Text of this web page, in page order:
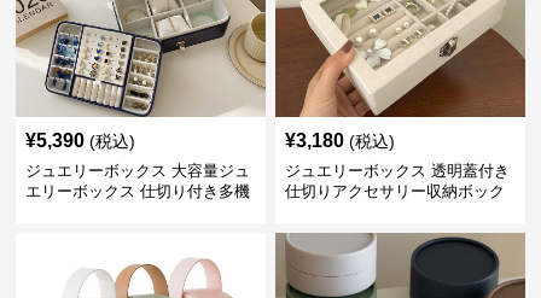
¥5,390 (税込)
ジュエリーボックス 大容量ジュ
エリーボックス 仕切り付き多機
¥3,180 (税込)
ジュエリーボックス 透明蓋付き
仕切りアクセサリー収納ボック